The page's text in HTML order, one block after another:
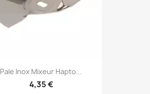
Pale Inox Mixeur Hapto...
4,35 €